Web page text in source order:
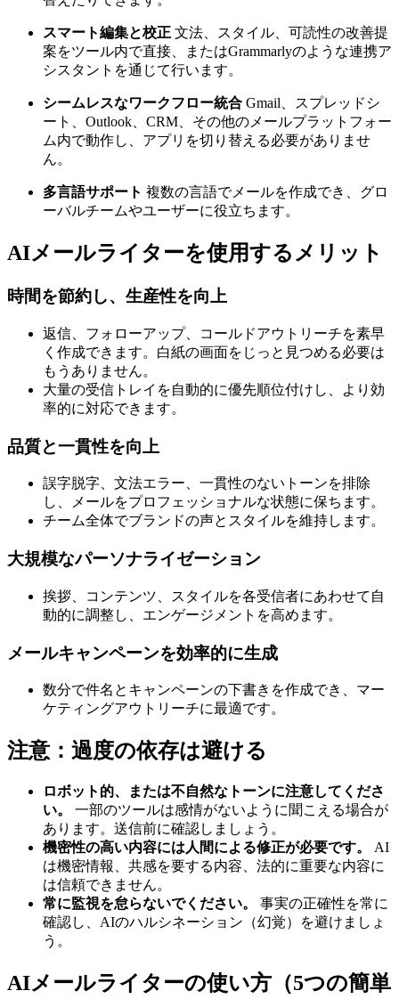
スマート編集と校正 文法、スタイル、可読性の改善提
案をツール内で直接、またはGrammarlyのような連携ア
シスタントを通じて行います。
シームレスなワークフロー統合 Gmail、スプレッドシ
ート、Outlook、CRM、その他のメールプラットフォー
ム内で動作し、アプリを切り替える必要がありませ
ん。
多言語サポート 複数の言語でメールを作成でき、グロ
ーバルチームやユーザーに役立ちます。
AIメールライターを使用するメリット
時間を節約し、生産性を向上
返信、フォローアップ、コールドアウトリーチを素早
く作成できます。白紙の画面をじっと見つめる必要は
もうありません。
大量の受信トレイを自動的に優先順位付けし、より効
率的に対応できます。
品質と一貫性を向上
誤字脱字、文法エラー、一貫性のないトーンを排除
し、メールをプロフェッショナルな状態に保ちます。
チーム全体でブランドの声とスタイルを維持します。
大規模なパーソナライゼーション
挨拶、コンテンツ、スタイルを各受信者にあわせて自
動的に調整し、エンゲージメントを高めます。
メールキャンペーンを効率的に生成
数分で件名とキャンペーンの下書きを作成でき、マー
ケティングアウトリーチに最適です。
注意：過度の依存は避ける
ロボット的、または不自然なトーンに注意してくださ
い。
一部のツールは感情がないように聞こえる場合が
あります。送信前に確認しましょう。
機密性の高い内容には人間による修正が必要です。
AI
は機密情報、共感を要する内容、法的に重要な内容に
は信頼できません。
常に監視を怠らないでください。
事実の正確性を常に
確認し、AIのハルシネーション（幻覚）を避けましょ
う。
AIメールライターの使い方（5つの簡単